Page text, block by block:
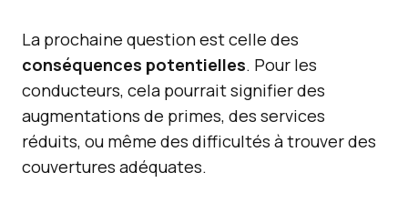
La prochaine question est celle des
conséquences potentielles. Pour les
conducteurs, cela pourrait signifier des
augmentations de primes, des services
réduits, ou même des difficultés à trouver des
couvertures adéquates.